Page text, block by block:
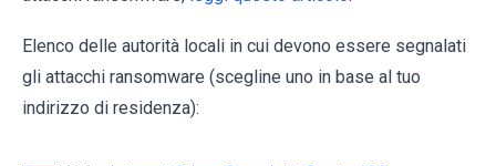
Elenco delle autorità locali in cui devono essere segnalati
gli attacchi ransomware (scegline uno in base al tuo
indirizzo di residenza):